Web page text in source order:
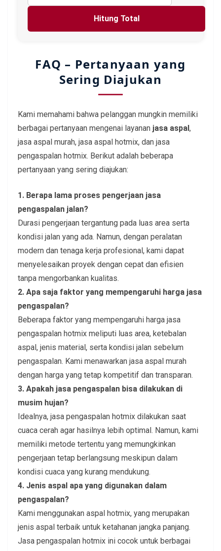
Hitung Total
FAQ – Pertanyaan yang
Sering Diajukan
Kami memahami bahwa pelanggan mungkin memiliki
berbagai pertanyaan mengenai layanan jasa aspal ,
jasa aspal murah, jasa aspal hotmix, dan jasa
pengaspalan hotmix. Berikut adalah beberapa
pertanyaan yang sering diajukan:
1. Berapa lama proses pengerjaan jasa
pengaspalan jalan?
Durasi pengerjaan tergantung pada luas area serta
kondisi jalan yang ada. Namun, dengan peralatan
modern dan tenaga kerja profesional, kami dapat
menyelesaikan proyek dengan cepat dan efisien
tanpa mengorbankan kualitas.
2. Apa saja faktor yang mempengaruhi harga jasa
pengaspalan?
Beberapa faktor yang mempengaruhi harga jasa
pengaspalan hotmix meliputi luas area, ketebalan
aspal, jenis material, serta kondisi jalan sebelum
pengaspalan. Kami menawarkan jasa aspal murah
dengan harga yang tetap kompetitif dan transparan.
3. Apakah jasa pengaspalan bisa dilakukan di
musim hujan?
Idealnya, jasa pengaspalan hotmix dilakukan saat
cuaca cerah agar hasilnya lebih optimal. Namun, kami
memiliki metode tertentu yang memungkinkan
pengerjaan tetap berlangsung meskipun dalam
kondisi cuaca yang kurang mendukung.
4. Jenis aspal apa yang digunakan dalam
pengaspalan?
Kami menggunakan aspal hotmix, yang merupakan
jenis aspal terbaik untuk ketahanan jangka panjang.
Jasa pengaspalan hotmix ini cocok untuk berbagai